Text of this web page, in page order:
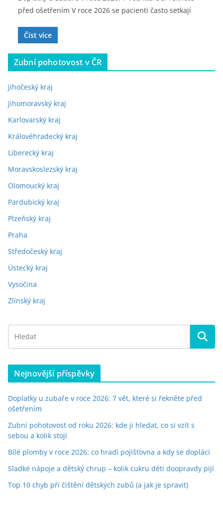
před ošetřením V roce 2026 se pacienti často setkají
Číst více
Zubní pohotovost v ČR
Jihočeský kraj
Jihomoravský kraj
Karlovarský kraj
Královéhradecký kraj
Liberecký kraj
Moravskoslezský kraj
Olomoucký kraj
Pardubický kraj
Plzeňský kraj
Praha
Středočeský kraj
Ústecký kraj
Vysočina
Zlínský kraj
Nejnovější příspěvky
Doplatky u zubaře v roce 2026: 7 vět, které si řekněte před
ošetřením
Zubní pohotovost od roku 2026: kde ji hledat, co si vzít s
sebou a kolik stojí
Bílé plomby v roce 2026: co hradí pojišťovna a kdy se doplácí
Sladké nápoje a dětský chrup – kolik cukru děti doopravdy pijí
Top 10 chyb při čištění dětských zubů (a jak je spravit)